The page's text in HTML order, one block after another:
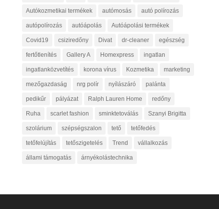
Autókozmetikai termékek autómosás autó polírozás
autópolírozás autóápolás Autóápolási termékek
Covid19 csiziredőny Divat dr-cleaner egészség
fertőtlenítés Gallery A Homexpress ingatlan
ingatlanközvetítés korona vírus Kozmetika marketing
mezőgazdaság nrg polír nyílászáró palánta
pedikűr pályázat Ralph Lauren Home redőny
Ruha scarlet fashion sminktetoválás Szanyi Brigitta
szolárium szépségszalon tető tetőfedés
tetőfelújítás tetőszigetelés Trend vállalkozás
állami támogatás árnyékolástechnika